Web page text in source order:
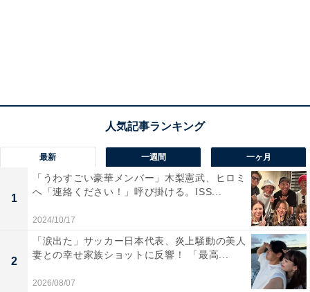
最新 一週間 一ヶ月
1
「うわすごい豪華メンバー」木梨憲武、ヒロミ
へ「連絡ください！」呼び掛ける。ISS...
2024/10/17
2
「涙出た」サッカー日本代表、炎上騒動の美人
妻との幸せ家族ショットに反響！ 「最高...
2026/08/07